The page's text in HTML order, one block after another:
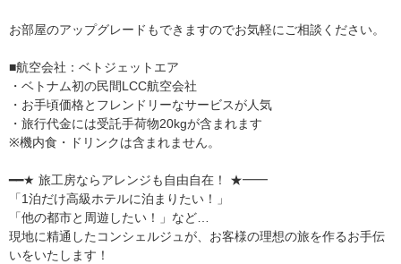
お部屋のアップグレードもできますのでお気軽にご相談ください。
■航空会社：ベトジェットエア
・ベトナム初の民間LCC航空会社
・お手頃価格とフレンドリーなサービスが人気
・旅行代金には受託手荷物20kgが含まれます
※機内食・ドリンクは含まれません。
━━★ 旅工房ならアレンジも自由自在！ ★━━
「1泊だけ高級ホテルに泊まりたい！」
「他の都市と周遊したい！」など…
現地に精通したコンシェルジュが、お客様の理想の旅を作るお手伝
いをいたします！